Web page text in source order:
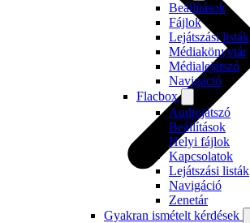
Beállítások
Fájlok
Lejátszási listák
Médiakönyvtár
Médialejátszó
Navigáció
Flacbox
Audiojátszó
Beállítások
Helyi fájlok
Kapcsolatok
Lejátszási listák
Navigáció
Zenetár
Gyakran ismételt kérdések